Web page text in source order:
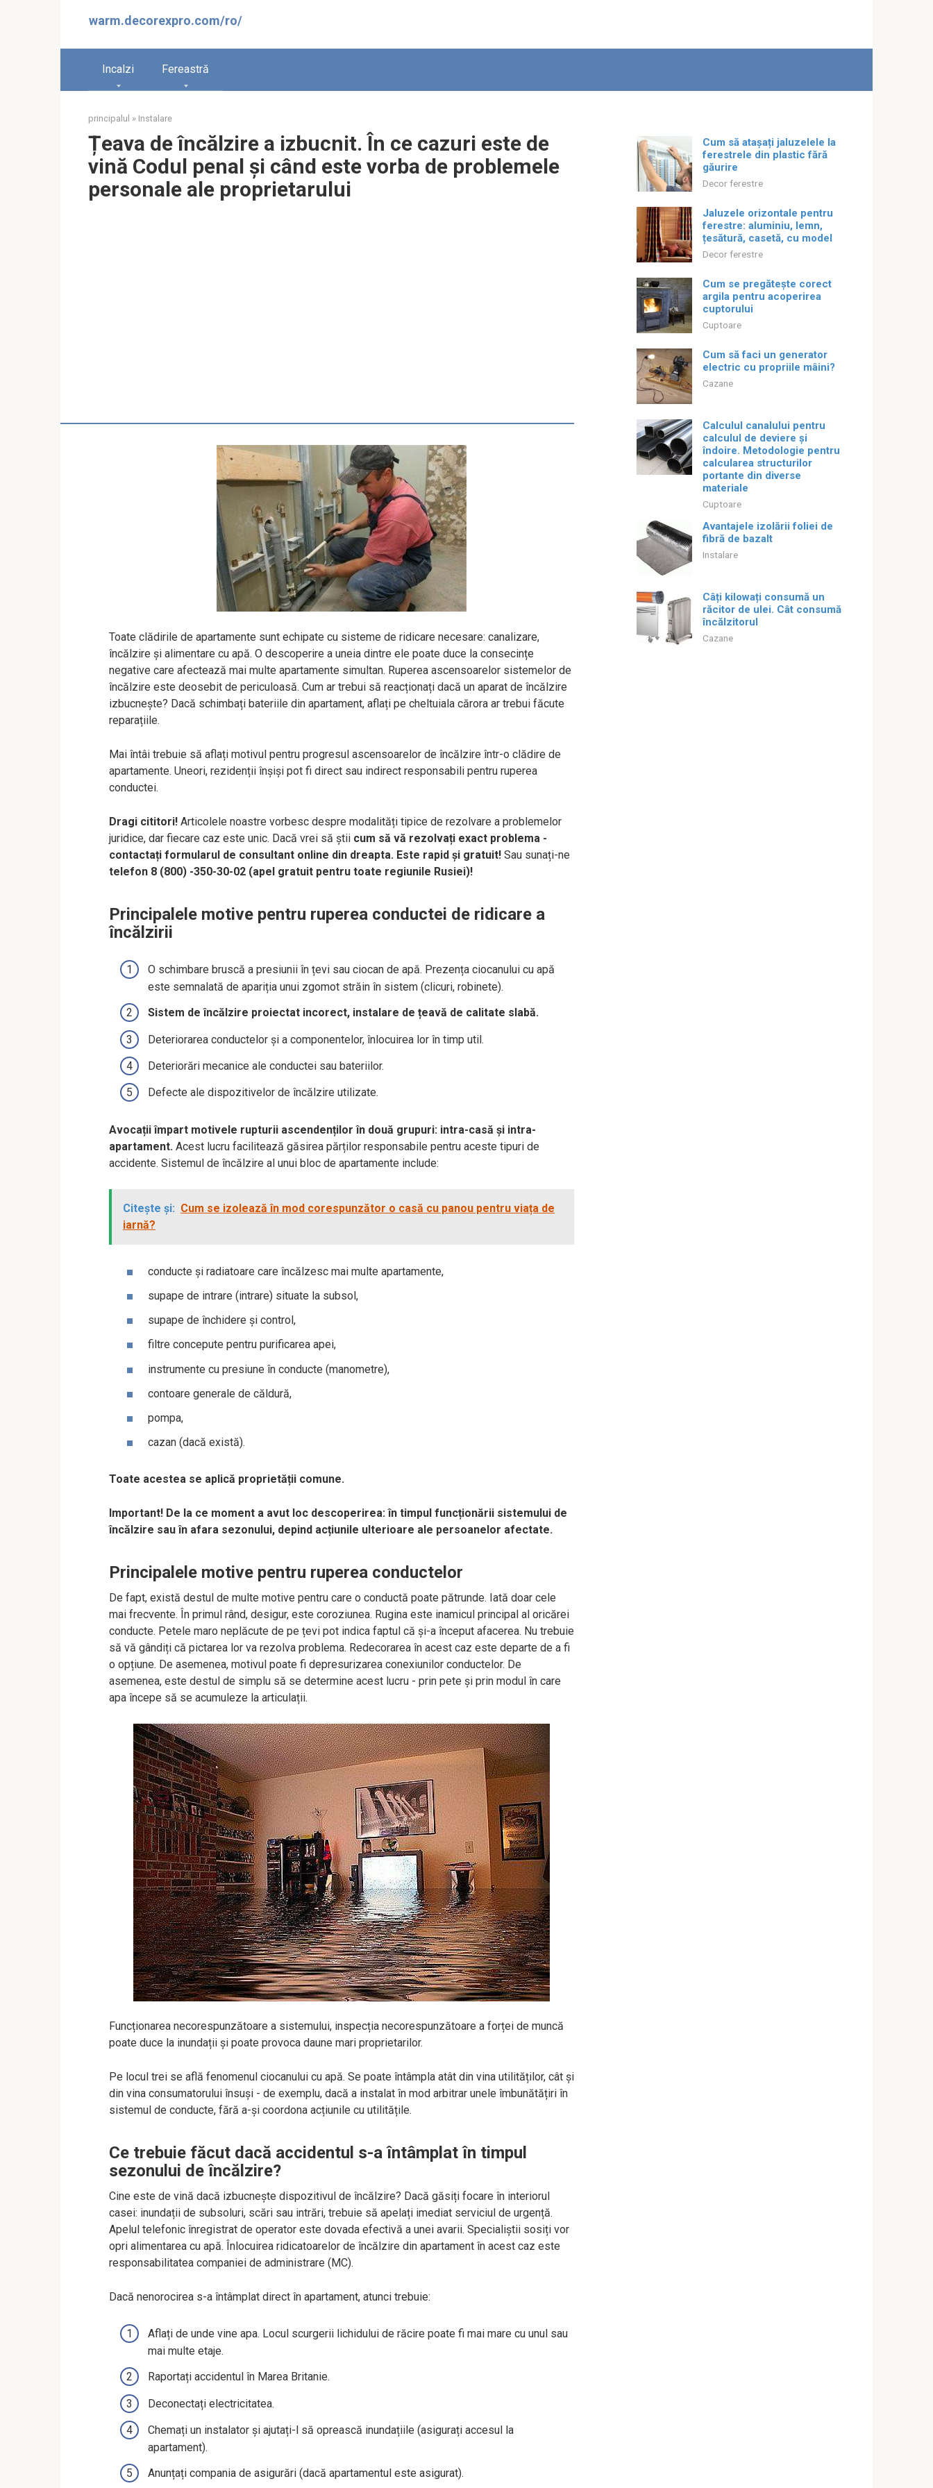
warm.decorexpro.com/ro/
Incalzi Fereastră
principalul » Instalare
Țeava de încălzire a izbucnit. În ce cazuri este de
vină Codul penal și când este vorba de problemele
personale ale proprietarului
Toate clădirile de apartamente sunt echipate cu sisteme de ridicare necesare: canalizare,
încălzire și alimentare cu apă. O descoperire a uneia dintre ele poate duce la consecințe
negative care afectează mai multe apartamente simultan. Ruperea ascensoarelor sistemelor de
încălzire este deosebit de periculoasă. Cum ar trebui să reacționați dacă un aparat de încălzire
izbucnește? Dacă schimbați bateriile din apartament, aflați pe cheltuiala cărora ar trebui făcute
reparațiile.
Mai întâi trebuie să aflați motivul pentru progresul ascensoarelor de încălzire într-o clădire de
apartamente. Uneori, rezidenții înșiși pot fi direct sau indirect responsabili pentru ruperea
conductei.
Dragi cititori! Articolele noastre vorbesc despre modalități tipice de rezolvare a problemelor
juridice, dar fiecare caz este unic. Dacă vrei să știi cum să vă rezolvați exact problema -
contactați formularul de consultant online din dreapta. Este rapid și gratuit! Sau sunați-ne
telefon 8 (800) -350-30-02 (apel gratuit pentru toate regiunile Rusiei)!
Principalele motive pentru ruperea conductei de ridicare a
încălzirii
O schimbare bruscă a presiunii în țevi sau ciocan de apă. Prezența ciocanului cu apă
este semnalată de apariția unui zgomot străin în sistem (clicuri, robinete).
Sistem de încălzire proiectat incorect, instalare de țeavă de calitate slabă.
Deteriorarea conductelor și a componentelor, înlocuirea lor în timp util.
Deteriorări mecanice ale conductei sau bateriilor.
Defecte ale dispozitivelor de încălzire utilizate.
Avocații împart motivele rupturii ascendenților în două grupuri: intra-casă și intra-
apartament. Acest lucru facilitează găsirea părților responsabile pentru aceste tipuri de
accidente. Sistemul de încălzire al unui bloc de apartamente include:
Citește și: Cum se izolează în mod corespunzător o casă cu panou pentru viața de
iarnă?
conducte și radiatoare care încălzesc mai multe apartamente,
supape de intrare (intrare) situate la subsol,
supape de închidere și control,
filtre concepute pentru purificarea apei,
instrumente cu presiune în conducte (manometre),
contoare generale de căldură,
pompa,
cazan (dacă există).
Toate acestea se aplică proprietății comune.
Important! De la ce moment a avut loc descoperirea: în timpul funcționării sistemului de
încălzire sau în afara sezonului, depind acțiunile ulterioare ale persoanelor afectate.
Principalele motive pentru ruperea conductelor
De fapt, există destul de multe motive pentru care o conductă poate pătrunde. Iată doar cele
mai frecvente. În primul rând, desigur, este coroziunea. Rugina este inamicul principal al oricărei
conducte. Petele maro neplăcute de pe țevi pot indica faptul că și-a început afacerea. Nu trebuie
să vă gândiți că pictarea lor va rezolva problema. Redecorarea în acest caz este departe de a fi
o opțiune. De asemenea, motivul poate fi depresurizarea conexiunilor conductelor. De
asemenea, este destul de simplu să se determine acest lucru - prin pete și prin modul în care
apa începe să se acumuleze la articulații.
Funcționarea necorespunzătoare a sistemului, inspecția necorespunzătoare a forței de muncă
poate duce la inundații și poate provoca daune mari proprietarilor.
Pe locul trei se află fenomenul ciocanului cu apă. Se poate întâmpla atât din vina utilităților, cât și
din vina consumatorului însuși - de exemplu, dacă a instalat în mod arbitrar unele îmbunătățiri în
sistemul de conducte, fără a-și coordona acțiunile cu utilitățile.
Ce trebuie făcut dacă accidentul s-a întâmplat în timpul
sezonului de încălzire?
Cine este de vină dacă izbucnește dispozitivul de încălzire? Dacă găsiți focare în interiorul
casei: inundații de subsoluri, scări sau intrări, trebuie să apelați imediat serviciul de urgență.
Apelul telefonic înregistrat de operator este dovada efectivă a unei avarii. Specialiștii sosiți vor
opri alimentarea cu apă. Înlocuirea ridicatoarelor de încălzire din apartament în acest caz este
responsabilitatea companiei de administrare (MC).
Dacă nenorocirea s-a întâmplat direct în apartament, atunci trebuie:
Aflați de unde vine apa. Locul scurgerii lichidului de răcire poate fi mai mare cu unul sau
mai multe etaje.
Raportați accidentul în Marea Britanie.
Deconectați electricitatea.
Chemați un instalator și ajutați-l să oprească inundațiile (asigurați accesul la
apartament).
Anunțați compania de asigurări (dacă apartamentul este asigurat).
Cum să atașați jaluzelele la
ferestrele din plastic fără
găurire
Decor ferestre
Jaluzele orizontale pentru
ferestre: aluminiu, lemn,
țesătură, casetă, cu model
Decor ferestre
Cum se pregătește corect
argila pentru acoperirea
cuptorului
Cuptoare
Cum să faci un generator
electric cu propriile mâini?
Cazane
Calculul canalului pentru
calculul de deviere și
îndoire. Metodologie pentru
calcularea structurilor
portante din diverse
materiale
Cuptoare
Avantajele izolării foliei de
fibră de bazalt
Instalare
Câți kilowați consumă un
răcitor de ulei. Cât consumă
încălzitorul
Cazane